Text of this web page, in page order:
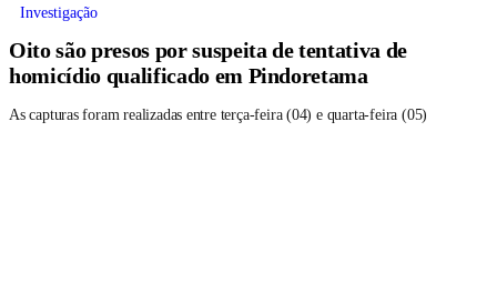
Investigação
Oito são presos por suspeita de tentativa de
homicídio qualificado em Pindoretama
As capturas foram realizadas entre terça-feira (04) e quarta-feira (05)